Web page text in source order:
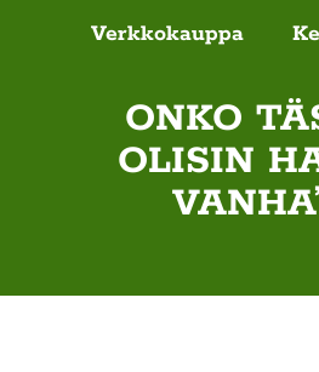
Verkkokauppa
ONKO
OLISIN